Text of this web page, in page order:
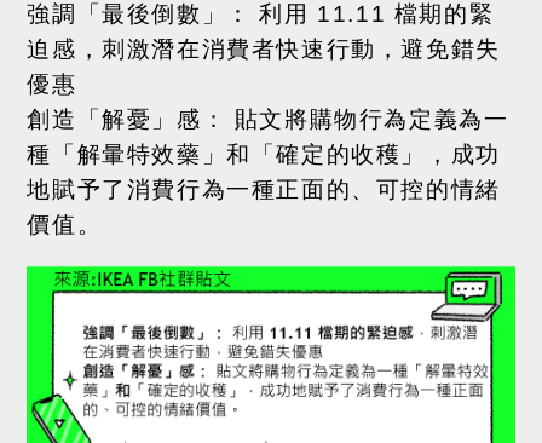
強調「最後倒數」： 利用 11.11 檔期的緊
迫感 ，刺激潛在消費者快速行動，避免錯失
優惠
創造「解憂」感：
貼文將購物行為定義為一
種「解暈特效藥」和
「確定的收穫」，成功
地賦予了消費行為一種正面的、可控的情緒
價值。